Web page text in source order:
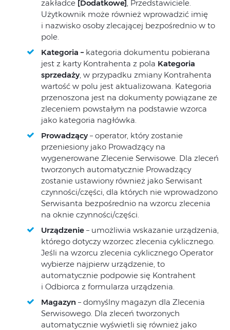
zakładce [Dodatkowe] , Przedstawiciele.
Użytkownik może również wprowadzić imię
i nazwisko osoby zlecającej bezpośrednio w to
pole.
Kategoria – kategoria dokumentu pobierana
jest z karty Kontrahenta z pola Kategoria
sprzedaży, w przypadku zmiany Kontrahenta
wartość w polu jest aktualizowana. Kategoria
przenoszona jest na dokumenty powiązane ze
zleceniem powstałym na podstawie wzorca
jako kategoria nagłówka.
Prowadzący – operator, który zostanie
przeniesiony jako Prowadzący na
wygenerowane Zlecenie Serwisowe. Dla zleceń
tworzonych automatycznie Prowadzący
zostanie ustawiony również jako Serwisant
czynności/części, dla których nie wprowadzono
Serwisanta bezpośrednio na wzorcu zlecenia
na oknie czynności/części.
Urządzenie – umożliwia wskazanie urządzenia,
którego dotyczy wzorzec zlecenia cyklicznego.
Jeśli na wzorcu zlecenia cyklicznego Operator
wybierze najpierw urządzenie, to
automatycznie podpowie się Kontrahent
i Odbiorca z formularza urządzenia.
Magazyn – domyślny magazyn dla Zlecenia
Serwisowego. Dla zleceń tworzonych
automatycznie wyświetli się również jako